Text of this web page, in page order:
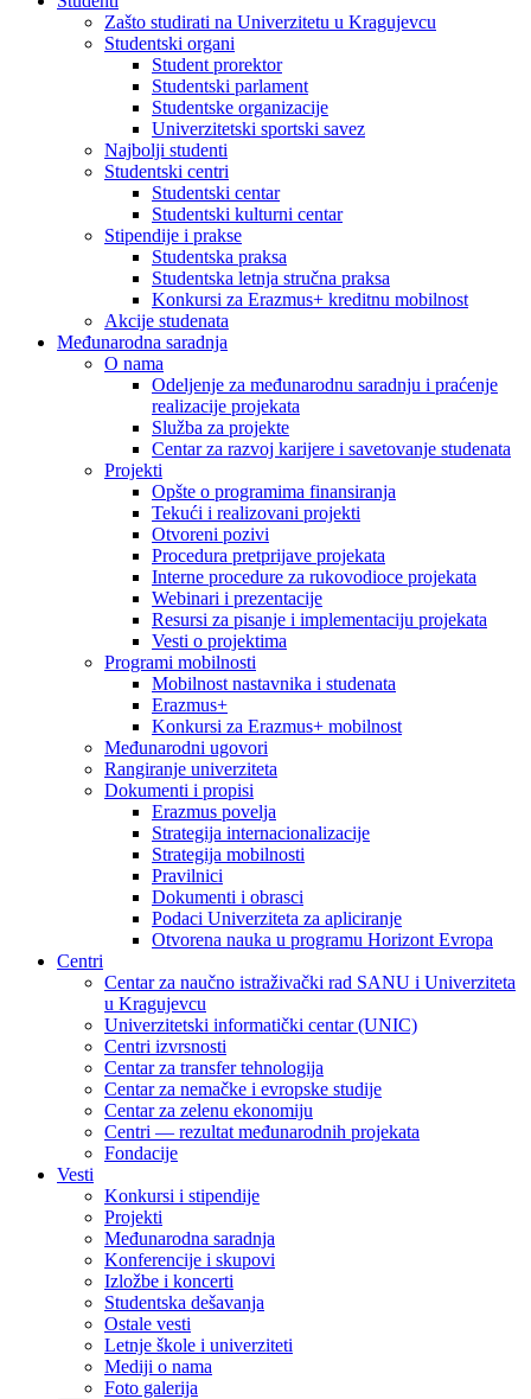
Zašto studirati na Univerzitetu u Kragujevcu
Studentski organi
Student prorektor
Studentski parlament
Studentske organizacije
Univerzitetski sportski savez
Najbolji studenti
Studentski centri
Studentski centar
Studentski kulturni centar
Stipendije i prakse
Studentska praksa
Studentska letnja stručna praksa
Konkursi za Erazmus+ kreditnu mobilnost
Akcije studenata
Međunarodna saradnja
O nama
Odeljenje za međunarodnu saradnju i praćenje
realizacije projekata
Služba za projekte
Centar za razvoj karijere i savetovanje studenata
Projekti
Opšte o programima finansiranja
Tekući i realizovani projekti
Otvoreni pozivi
Procedura pretprijave projekata
Interne procedure za rukovodioce projekata
Webinari i prezentacije
Resursi za pisanje i implementaciju projekata
Vesti o projektima
Programi mobilnosti
Mobilnost nastavnika i studenata
Erazmus+
Konkursi za Erazmus+ mobilnost
Međunarodni ugovori
Rangiranje univerziteta
Dokumenti i propisi
Erazmus povelja
Strategija internacionalizacije
Strategija mobilnosti
Pravilnici
Dokumenti i obrasci
Podaci Univerziteta za apliciranje
Otvorena nauka u programu Horizont Evropa
Centri
Centar za naučno istraživački rad SANU i Univerziteta
u Kragujevcu
Univerzitetski informatički centar (UNIC)
Centri izvrsnosti
Centar za transfer tehnologija
Centar za nemačke i evropske studije
Centar za zelenu ekonomiju
Centri — rezultat međunarodnih projekata
Fondacije
Vesti
Konkursi i stipendije
Projekti
Međunarodna saradnja
Konferencije i skupovi
Izložbe i koncerti
Studentska dešavanja
Ostale vesti
Letnje škole i univerziteti
Mediji o nama
Foto galerija